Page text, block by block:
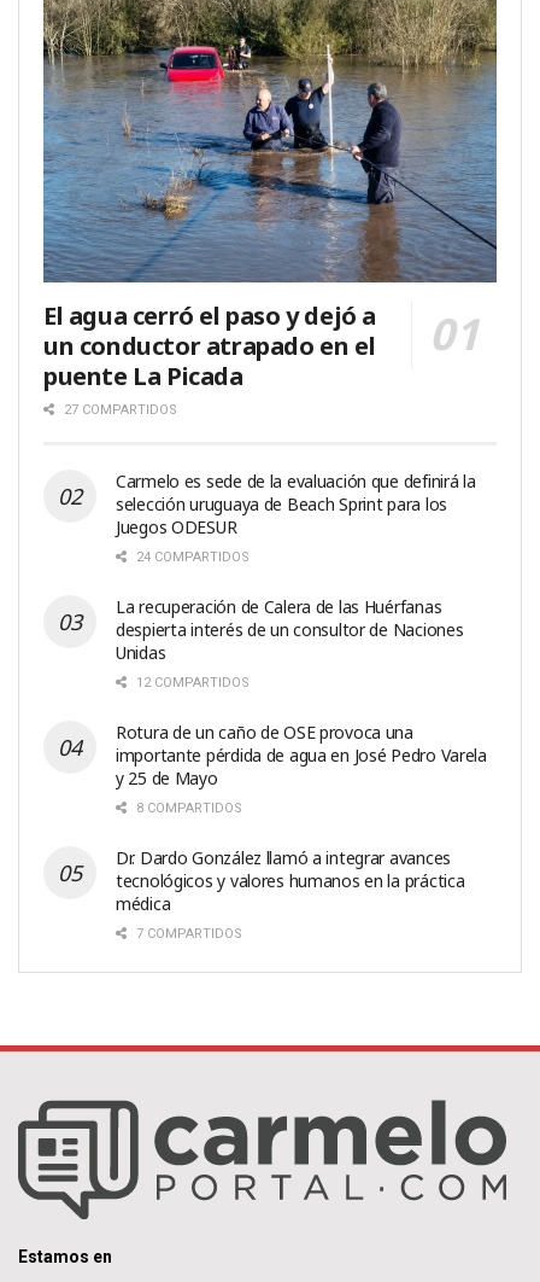
El agua cerró el paso y dejó a
un conductor atrapado en el
puente La Picada
27 COMPARTIDOS
Carmelo es sede de la evaluación que definirá la
selección uruguaya de Beach Sprint para los
Juegos ODESUR
24 COMPARTIDOS
La recuperación de Calera de las Huérfanas
despierta interés de un consultor de Naciones
Unidas
12 COMPARTIDOS
Rotura de un caño de OSE provoca una
importante pérdida de agua en José Pedro Varela
y 25 de Mayo
8 COMPARTIDOS
Dr. Dardo González llamó a integrar avances
tecnológicos y valores humanos en la práctica
médica
7 COMPARTIDOS
Estamos en